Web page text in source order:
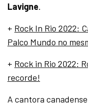
Lavigne.
+ Rock In Rio 2022:
Palco Mundo no
+ Rock in Rio 2022:
recorde!
A cantora